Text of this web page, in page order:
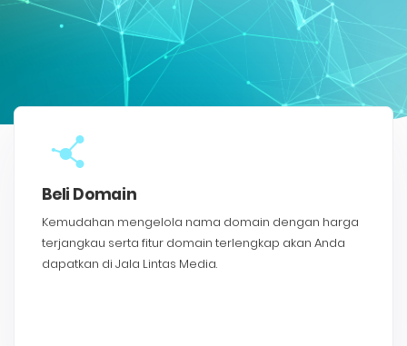
Beli Domain
Kemudahan mengelola nama domain dengan harga
terjangkau serta fitur domain terlengkap akan Anda
dapatkan di Jala Lintas Media.